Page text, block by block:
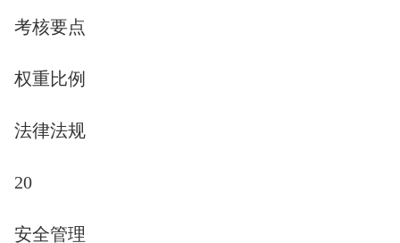
考核要点
权重比例
法律法规
20
安全管理